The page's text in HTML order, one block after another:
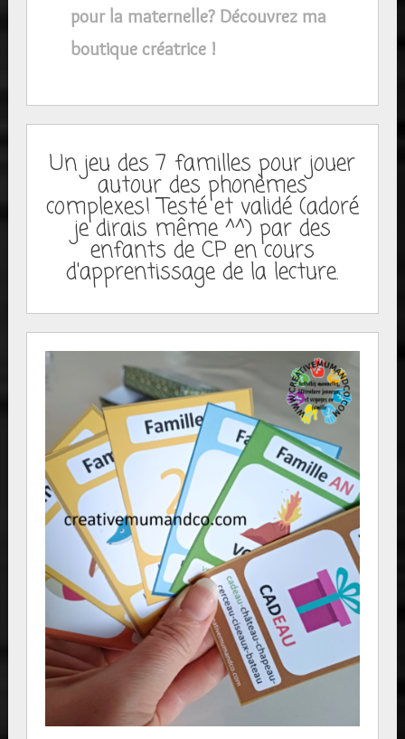
pour la maternelle? Découvrez ma
boutique créatrice !
Un jeu des 7 familles pour jouer
autour des phonèmes
complexes! Testé et validé (adoré
je dirais même ^^) par des
enfants de CP en cours
d'apprentissage de la lecture.